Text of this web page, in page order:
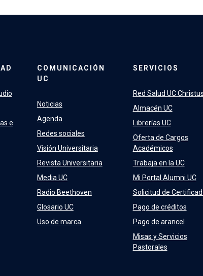
e
COMUNICACIÓN
UC
Noticias
Agenda
Redes sociales
Visión Universitaria
Revista Universitaria
Media UC
Radio Beethoven
Glosario UC
Uso de marca
SERVICIOS
Red Salud UC Christus
Almacén UC
Librerías UC
Oferta de Cargos
Académicos
Trabaja en la UC
Mi Portal Alumni UC
Solicitud de
Pago de créditos
Pago de arancel
Misas y Servicios
Pastorales